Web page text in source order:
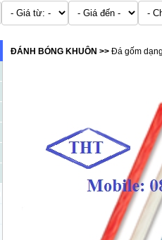
ĐÁNH BÓNG KHUÔN >> Đá gốm